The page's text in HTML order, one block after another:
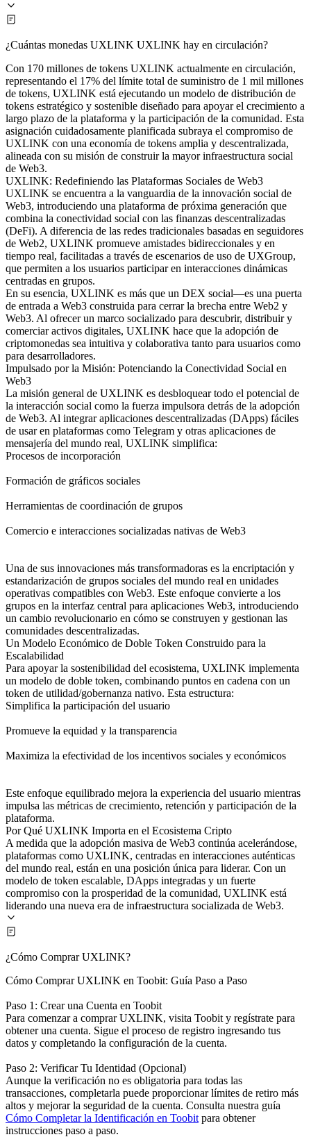
¿Cuántas monedas UXLINK UXLINK hay en circulación?
Con 170 millones de tokens UXLINK actualmente en circulación,
representando el 17% del límite total de suministro de 1 mil millones
de tokens, UXLINK está ejecutando un modelo de distribución de
tokens estratégico y sostenible diseñado para apoyar el crecimiento a
largo plazo de la plataforma y la participación de la comunidad. Esta
asignación cuidadosamente planificada subraya el compromiso de
UXLINK con una economía de tokens amplia y descentralizada,
alineada con su misión de construir la mayor infraestructura social
de Web3.
UXLINK: Redefiniendo las Plataformas Sociales de Web3
UXLINK se encuentra a la vanguardia de la innovación social de
Web3, introduciendo una plataforma de próxima generación que
combina la conectividad social con las finanzas descentralizadas
(DeFi). A diferencia de las redes tradicionales basadas en seguidores
de Web2, UXLINK promueve amistades bidireccionales y en
tiempo real, facilitadas a través de escenarios de uso de UXGroup,
que permiten a los usuarios participar en interacciones dinámicas
centradas en grupos.
En su esencia, UXLINK es más que un DEX social—es una puerta
de entrada a Web3 construida para cerrar la brecha entre Web2 y
Web3. Al ofrecer un marco socializado para descubrir, distribuir y
comerciar activos digitales, UXLINK hace que la adopción de
criptomonedas sea intuitiva y colaborativa tanto para usuarios como
para desarrolladores.
Impulsado por la Misión: Potenciando la Conectividad Social en
Web3
La misión general de UXLINK es desbloquear todo el potencial de
la interacción social como la fuerza impulsora detrás de la adopción
de Web3. Al integrar aplicaciones descentralizadas (DApps) fáciles
de usar en plataformas como Telegram y otras aplicaciones de
mensajería del mundo real, UXLINK simplifica:
Procesos de incorporación
Formación de gráficos sociales
Herramientas de coordinación de grupos
Comercio e interacciones socializadas nativas de Web3
Una de sus innovaciones más transformadoras es la encriptación y
estandarización de grupos sociales del mundo real en unidades
operativas compatibles con Web3. Este enfoque convierte a los
grupos en la interfaz central para aplicaciones Web3, introduciendo
un cambio revolucionario en cómo se construyen y gestionan las
comunidades descentralizadas.
Un Modelo Económico de Doble Token Construido para la
Escalabilidad
Para apoyar la sostenibilidad del ecosistema, UXLINK implementa
un modelo de doble token, combinando puntos en cadena con un
token de utilidad/gobernanza nativo. Esta estructura:
Simplifica la participación del usuario
Promueve la equidad y la transparencia
Maximiza la efectividad de los incentivos sociales y económicos
Este enfoque equilibrado mejora la experiencia del usuario mientras
impulsa las métricas de crecimiento, retención y participación de la
plataforma.
Por Qué UXLINK Importa en el Ecosistema Cripto
A medida que la adopción masiva de Web3 continúa acelerándose,
plataformas como UXLINK, centradas en interacciones auténticas
del mundo real, están en una posición única para liderar. Con un
modelo de token escalable, DApps integradas y un fuerte
compromiso con la prosperidad de la comunidad, UXLINK está
liderando una nueva era de infraestructura socializada de Web3.
¿Cómo Comprar UXLINK?
Cómo Comprar UXLINK en Toobit: Guía Paso a Paso
Paso 1: Crear una Cuenta en Toobit
Para comenzar a comprar UXLINK, visita Toobit y regístrate para
obtener una cuenta. Sigue el proceso de registro ingresando tus
datos y completando la configuración de la cuenta.
Paso 2: Verificar Tu Identidad (Opcional)
Aunque la verificación no es obligatoria para todas las
transacciones, completarla puede proporcionar límites de retiro más
altos y mejorar la seguridad de la cuenta. Consulta nuestra guía
Cómo Completar la Identificación en Toobit para obtener
instrucciones paso a paso.